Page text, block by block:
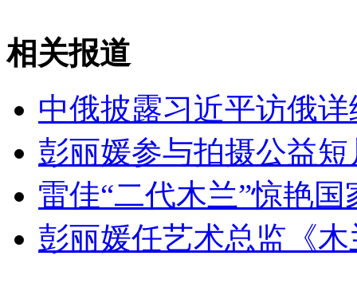
走！跟着总书记去植树
消防员救轻生者 花炮节热闹非凡 减压"枕头大战"
纽约上演“枕头大战”
相关报道
中俄披露习近平访俄
彭丽媛参与拍摄公益
雷佳“二代木兰”惊艳国
彭丽媛任艺术总监《